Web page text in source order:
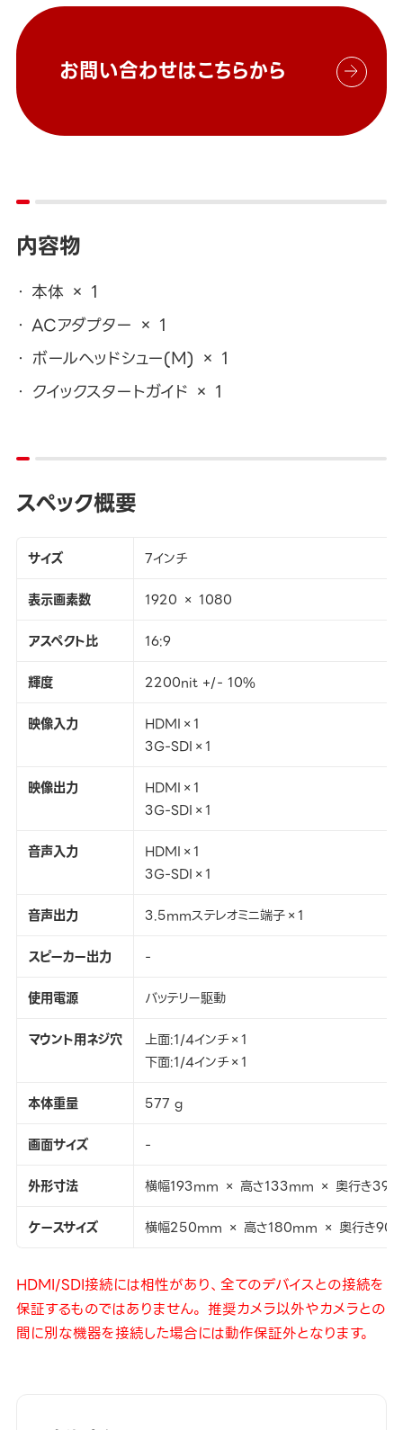
お問い合わせはこちらから
内容物
本体 × 1
ACアダプター × 1
ボールヘッドシュー(M) × 1
クイックスタートガイド × 1
スペック概要
サイズ
7インチ
表示画素数
1920 × 1080
アスペクト比
16:9
輝度
2200nit +/- 10%
映像入力
HDMI×1
3G-SDI×1
映像出力
HDMI×1
3G-SDI×1
音声入力
HDMI×1
3G-SDI×1
音声出力
3.5mmステレオミニ端子×1
スピーカー出力
-
使用電源
バッテリー駆動
マウント用ネジ穴
上面:1/4インチ×1
下面:1/4インチ×1
本体重量
577 g
画面サイズ
-
外形寸法
横幅193mm × 高さ133mm × 奥行き
ケースサイズ
横幅250mm × 高さ180mm × 奥行き
HDMI/SDI接続には相性があり、全てのデバイスとの接続を
保証するものではありません。 推奨カメラ以外やカメラとの
間に別な機器を接続した場合には動作保証外となります。